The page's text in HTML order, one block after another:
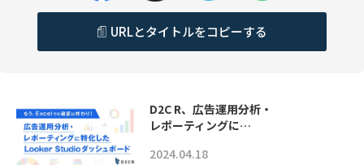
URLとタイトルをコピーする
D2C R、広告運用分析・
レポーティングに…
2024.04.18